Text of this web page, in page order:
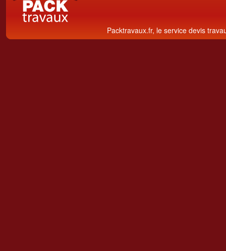
Packtravaux.fr, le service devis